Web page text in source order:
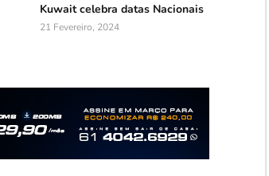
Kuwait celebra datas Nacionais
21 Fevereiro, 2024